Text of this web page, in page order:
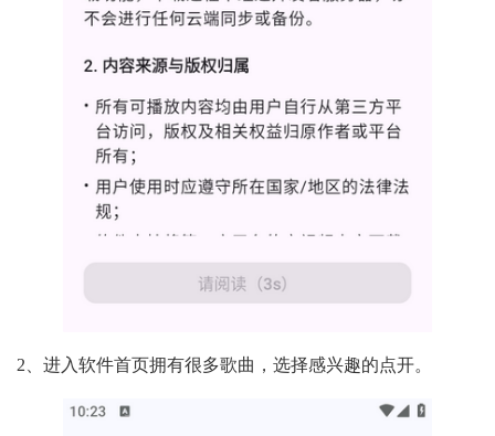
2、进入软件首页拥有很多歌曲，选择感兴趣的点开。